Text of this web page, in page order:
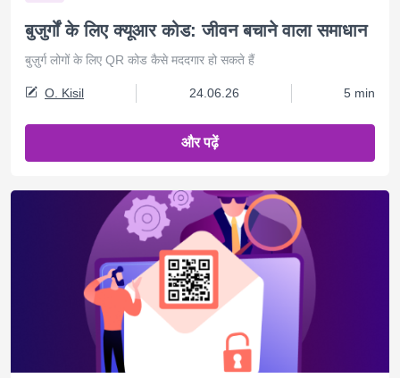
बुजुर्गों के लिए क्यूआर कोड: जीवन बचाने वाला समाधान
बुज़ुर्ग लोगों के लिए QR कोड कैसे मददगार हो सकते हैं
O. Kisil 24.06.26 5 min
और पढ़ें